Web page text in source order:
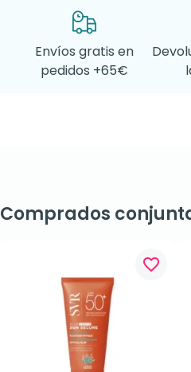
Envíos gratis en
pedidos +65€
Comprados
favorite_border